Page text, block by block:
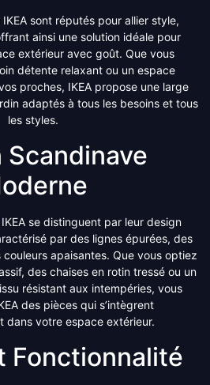
sont réputés pour allier style,
ainsi une solution idéale pour
extérieur avec goût. Que vous
détente relaxant ou un espace
proches, IKEA propose une large
adaptés à tous les besoins et tous
les styles.
Scandinave
se distinguent par leur design
par des lignes épurées, des
apaisantes. Que vous optiez
des chaises en rotin tressé ou un
résistant aux intempéries, vous
des pièces qui s’intègrent
dans votre espace extérieur.
Fonctionnalité